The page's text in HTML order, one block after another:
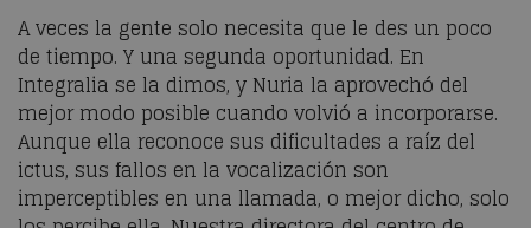
A veces la gente solo necesita que le des un poco
de tiempo. Y una segunda oportunidad. En
Integralia se la dimos, y Nuria la aprovechó del
mejor modo posible cuando volvió a incorporarse.
Aunque ella reconoce sus dificultades a raíz del
ictus, sus fallos en la vocalización son
imperceptibles en una llamada, o mejor dicho, solo